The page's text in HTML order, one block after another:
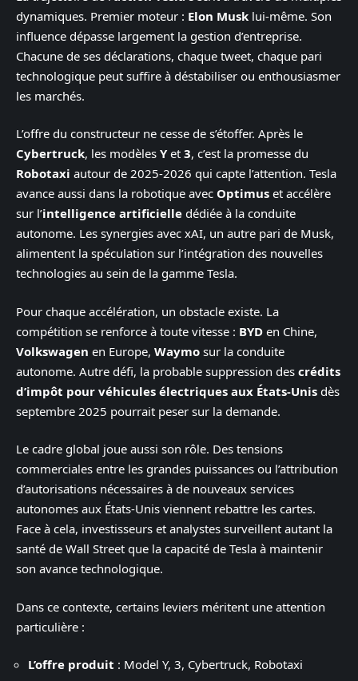
dynamiques. Premier moteur : Elon Musk lui-même. Son
influence dépasse largement la gestion d’entreprise.
Chacune de ses déclarations, chaque tweet, chaque pari
technologique peut suffire à déstabiliser ou enthousiasmer
les marchés.
L’offre du constructeur ne cesse de s’étoffer. Après le
Cybertruck, les modèles Yet 3, c’est la promesse du
Robotaxi autour de 2025-2026 qui capte l’attention. Tesla
avance aussi dans la robotique avec Optimus et accélère
sur l’intelligence artificielle dédiée à la conduite
autonome. Les synergies avec xAI, un autre pari de Musk,
alimentent la spéculation sur l’intégration des nouvelles
technologies au sein de la gamme Tesla.
Pour chaque accélération, un obstacle existe. La
compétition se renforce à toute vitesse : BYD en Chine,
Volkswagen en Europe, Waymo sur la conduite
autonome. Autre défi, la probable suppression des crédits
d’impôt pour véhicules électriques aux États-Unis dès
septembre 2025 pourrait peser sur la demande.
Le cadre global joue aussi son rôle. Des tensions
commerciales entre les grandes puissances ou l’attribution
d’autorisations nécessaires à de nouveaux services
autonomes aux États-Unis viennent rebattre les cartes.
Face à cela, investisseurs et analystes surveillent autant la
santé de Wall Street que la capacité de Tesla à maintenir
son avance technologique.
Dans ce contexte, certains leviers méritent une attention
particulière :
L’offre produit : Model Y, 3, Cybertruck, Robotaxi